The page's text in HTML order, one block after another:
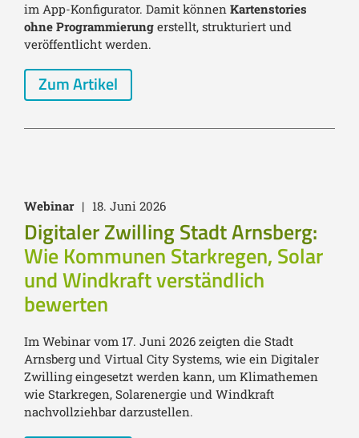
im App-Konfigurator. Damit können Kartenstories
ohne Programmierung erstellt, strukturiert und
veröffentlicht werden.
Zum Artikel
Webinar | 18. Juni 2026
Digitaler Zwilling Stadt Arnsberg:
Wie Kommunen Starkregen, Solar
und Windkraft verständlich
bewerten
Im Webinar vom 17. Juni 2026 zeigten die Stadt
Arnsberg und Virtual City Systems, wie ein Digitaler
Zwilling eingesetzt werden kann, um Klimathemen
wie Starkregen, Solarenergie und Windkraft
nachvollziehbar darzustellen.